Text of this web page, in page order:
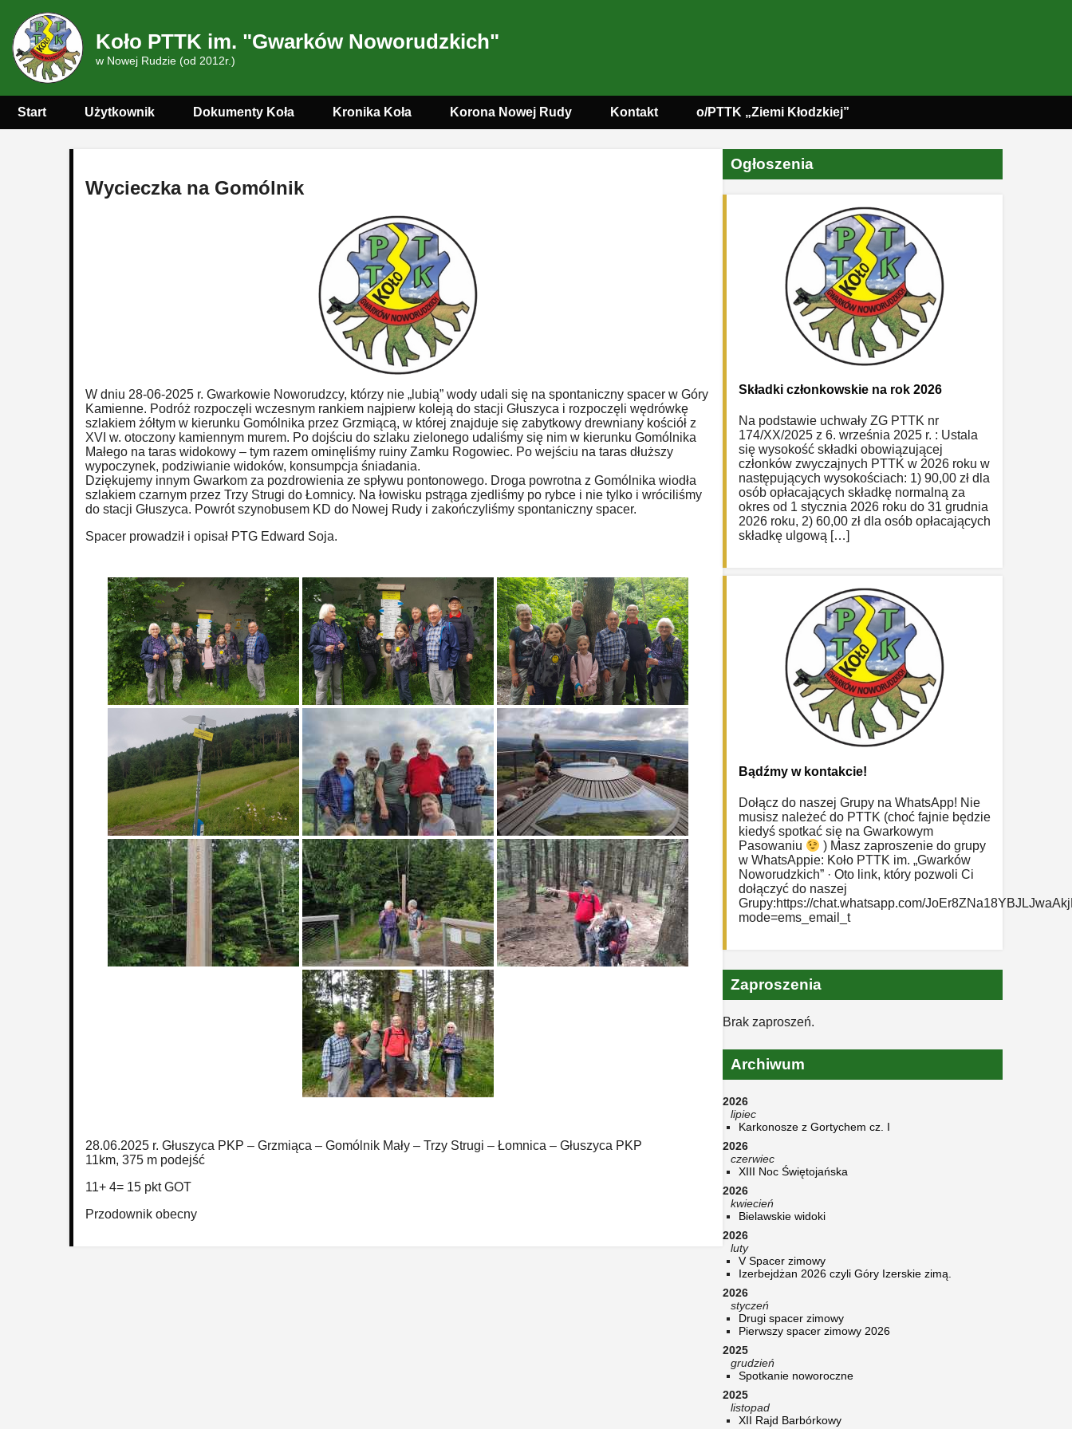
Koło PTTK im. "Gwarków Noworudzkich"
w Nowej Rudzie (od 2012r.)
Start Użytkownik Dokumenty Koła Kronika Koła Korona Nowej Rudy Kontakt o/PTTK „Ziemi Kłodzkiej”
Wycieczka na Gomólnik
W dniu 28-06-2025 r. Gwarkowie Noworudzcy, którzy nie „lubią” wody udali się na spontaniczny spacer w Góry
Kamienne. Podróż rozpoczęli wczesnym rankiem najpierw koleją do stacji Głuszyca i rozpoczęli wędrówkę
szlakiem żółtym w kierunku Gomólnika przez Grzmiącą, w której znajduje się zabytkowy drewniany kościół z
XVI w. otoczony kamiennym murem. Po dojściu do szlaku zielonego udaliśmy się nim w kierunku Gomólnika
Małego na taras widokowy – tym razem ominęliśmy ruiny Zamku Rogowiec. Po wejściu na taras dłuższy
wypoczynek, podziwianie widoków, konsumpcja śniadania.
Dziękujemy innym Gwarkom za pozdrowienia ze spływu pontonowego. Droga powrotna z Gomólnika wiodła
szlakiem czarnym przez Trzy Strugi do Łomnicy. Na łowisku pstrąga zjedliśmy po rybce i nie tylko i wróciliśmy
do stacji Głuszyca. Powrót szynobusem KD do Nowej Rudy i zakończyliśmy spontaniczny spacer.
Spacer prowadził i opisał PTG Edward Soja.
28.06.2025 r. Głuszyca PKP – Grzmiąca – Gomólnik Mały – Trzy Strugi – Łomnica – Głuszyca PKP
11km, 375 m podejść
11+ 4= 15 pkt GOT
Przodownik obecny
Ogłoszenia
Składki członkowskie na rok 2026
Na podstawie uchwały ZG PTTK nr
174/XX/2025 z 6. września 2025 r. : Ustala
się wysokość składki obowiązującej
członków zwyczajnych PTTK w 2026 roku w
następujących wysokościach: 1) 90,00 zł dla
osób opłacających składkę normalną za
okres od 1 stycznia 2026 roku do 31 grudnia
2026 roku, 2) 60,00 zł dla osób opłacających
składkę ulgową […]
Bądźmy w kontakcie!
Dołącz do naszej Grupy na WhatsApp! Nie
musisz należeć do PTTK (choć fajnie będzie
kiedyś spotkać się na Gwarkowym
Pasowaniu
) Masz zaproszenie do grupy
w WhatsAppie: ‎Koło PTTK im. „Gwarków
Noworudzkich” · Oto link, który pozwoli Ci
dołączyć do naszej
Grupy:https://chat.whatsapp.com/
mode=ems_email_t
Zaproszenia
Brak zaproszeń.
Archiwum
2026
lipiec
Karkonosze z Gortychem cz. I
2026
czerwiec
XIII Noc Świętojańska
2026
kwiecień
Bielawskie widoki
2026
luty
V Spacer zimowy
Izerbejdżan 2026 czyli Góry Izerskie zimą.
2026
styczeń
Drugi spacer zimowy
Pierwszy spacer zimowy 2026
2025
grudzień
Spotkanie noworoczne
2025
listopad
XII Rajd Barbórkowy